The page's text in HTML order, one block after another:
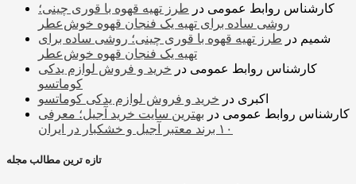
کارشناس روابط عمومی در طرز تهیه قهوه با قوری چینی؛
روشی ساده برای تهیه یک فنجان قهوه خوش‌عطر
شمیم در طرز تهیه قهوه با قوری چینی؛ روشی ساده برای
تهیه یک فنجان قهوه خوش‌عطر
کارشناس روابط عمومی در خرید و فروش لوازم یدکی
کوماتسو
اکبری در خرید و فروش لوازم یدکی کوماتسو
کارشناس روابط عمومی در بهترین سایت خرید آجیل؛ معرفی
۱۰ برند معتبر آجیل و خشکبار در ایران
تازه ترین مطالب مجله